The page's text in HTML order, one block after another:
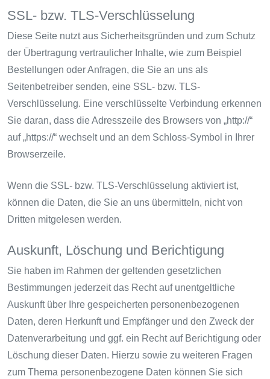
SSL- bzw. TLS-Verschlüsselung
Diese Seite nutzt aus Sicherheitsgründen und zum Schutz
der Übertragung vertraulicher Inhalte, wie zum Beispiel
Bestellungen oder Anfragen, die Sie an uns als
Seitenbetreiber senden, eine SSL- bzw. TLS-
Verschlüsselung. Eine verschlüsselte Verbindung erkennen
Sie daran, dass die Adresszeile des Browsers von „http://“
auf „https://“ wechselt und an dem Schloss-Symbol in Ihrer
Browserzeile.
Wenn die SSL- bzw. TLS-Verschlüsselung aktiviert ist,
können die Daten, die Sie an uns übermitteln, nicht von
Dritten mitgelesen werden.
Auskunft, Löschung und Berichtigung
Sie haben im Rahmen der geltenden gesetzlichen
Bestimmungen jederzeit das Recht auf unentgeltliche
Auskunft über Ihre gespeicherten personenbezogenen
Daten, deren Herkunft und Empfänger und den Zweck der
Datenverarbeitung und ggf. ein Recht auf Berichtigung oder
Löschung dieser Daten. Hierzu sowie zu weiteren Fragen
zum Thema personenbezogene Daten können Sie sich